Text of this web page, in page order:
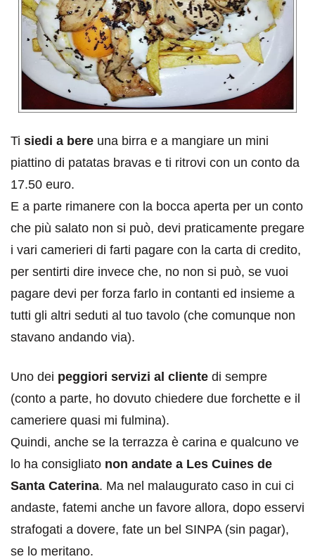
Ti siedi a bere una birra e a mangiare un mini
piattino di patatas bravas e ti ritrovi con un conto da
17.50 euro.
E a parte rimanere con la bocca aperta per un conto
che più salato non si può, devi praticamente pregare
i vari camerieri di farti pagare con la carta di credito,
per sentirti dire invece che, no non si può, se vuoi
pagare devi per forza farlo in contanti ed insieme a
tutti gli altri seduti al tuo tavolo (che comunque non
stavano andando via).
Uno dei peggiori servizi al cliente di sempre
(conto a parte, ho dovuto chiedere due forchette e il
cameriere quasi mi fulmina).
Quindi, anche se la terrazza è carina e qualcuno ve
lo ha consigliato non andate a Les Cuines de
Santa Caterina. Ma nel malaugurato caso in cui ci
andaste, fatemi anche un favore allora, dopo esservi
strafogati a dovere, fate un bel SINPA (sin pagar),
se lo meritano.